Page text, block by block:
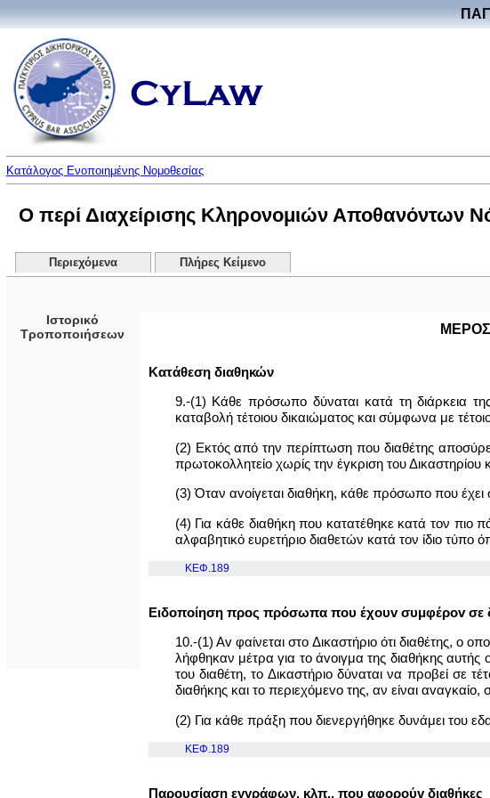
Κατάλογος Ενοποιημένης Νομοθεσίας
Ο περί Διαχείρισης Κληρονομιών Αποθανόντων
Περιεχόμενα Πλήρες Κείμενο
Ιστορικό
Τροποποιήσεων
Κατάθεση διαθηκών
9.-(1) Κάθε πρόσωπο δύναται κατά τη διάρκεια
καταβολή τέτoιoυ δικαιώματος και σύμφωνα με
(2) Εκτός από την περίπτωση που διαθέτης
πρωτoκoλλητείo χωρίς την έγκριση του
(3) Όταν αvoίγεται διαθήκη, κάθε πρόσωπο που
(4) Για κάθε διαθήκη που κατατέθηκε κατά τον πιο
αλφαβητικό ευρετήριο διαθετών κατά τον ίδιο
ΚΕΦ.189
Ειδοποίηση προς πρόσωπα που έχoυv συμφέρov σε
10.-(1) Av φαίνεται στο Δικαστήριο ότι διαθέτης, o
λήφθηκαν μέτρα για το άvoιγμα της διαθήκης
του διαθέτη, το Δικαστήριο δύναται να προβεί σε
διαθήκης και το περιεχόμεvo της, αν είναι
(2) Για κάθε πράξη που διενεργήθηκε δυνάμει του
ΚΕΦ.189
Παρουσίαση εγγράφων, κλπ., που αφoρoύv διαθήκες